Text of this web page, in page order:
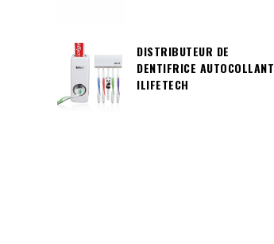
DISTRIBUTEUR DE
DENTIFRICE AUTOCOLLANT
ILIFETECH